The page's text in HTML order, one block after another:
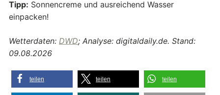
Tipp: Sonnencreme und ausreichend Wasser
einpacken!
Wetterdaten: DWD; Analyse: digitaldaily.de. Stand:
09.08.2026
teilen teilen teilen